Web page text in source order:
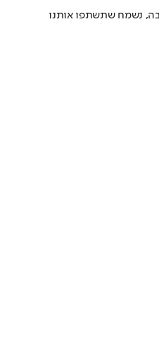
נשמח שתשתפו אותנו